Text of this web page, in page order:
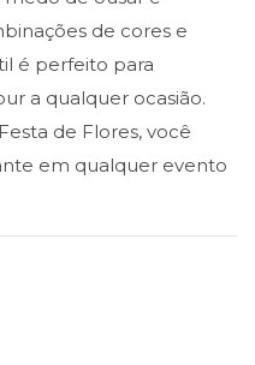
de cores e
é perfeito para
a qualquer ocasião.
de Flores, você
em qualquer evento